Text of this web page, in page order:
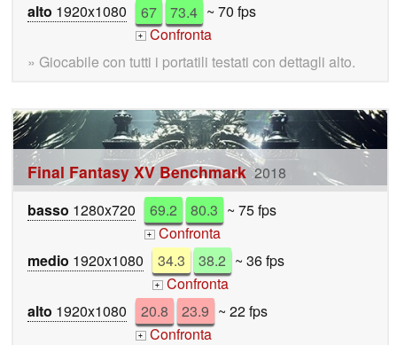
alto 1920x1080 67 73.4 ~ 70 fps
+ Confronta
» Giocabile con tutti i portatili testati con dettagli alto.
Final Fantasy XV Benchmark 2018
basso 1280x720 69.2 80.3 ~ 75 fps
+ Confronta
medio 1920x1080 34.3 38.2 ~ 36 fps
+ Confronta
alto 1920x1080 20.8 23.9 ~ 22 fps
+ Confronta